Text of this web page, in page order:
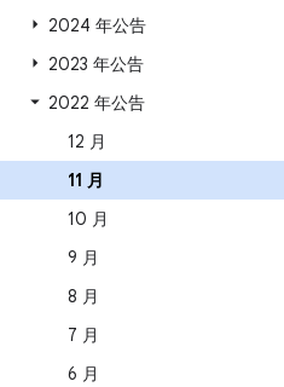
2024 年公告
2023 年公告
2022 年公告
12 月
11 月
10 月
9 月
8 月
7 月
6 月